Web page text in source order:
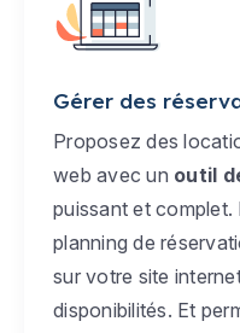
Gérer des
Proposez des
web avec un outil
puissant et
planning de
sur votre site
disponibilités. Et